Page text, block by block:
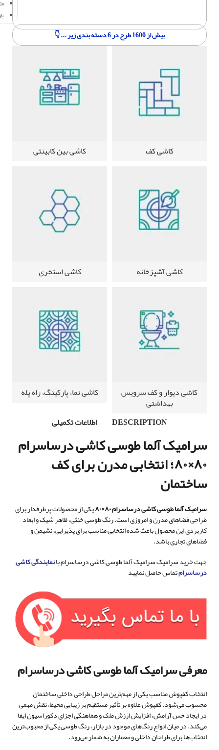
بیش از 1600 طرح در 6 دسته بندی زیر ... 👇
کاشی کف کاشی بین کابینتی
کاشی آشپزخانه کاشی استخری
کاشی دیوار و کف سرویس
بهداشتی
کاشی نما، پارکینگ، راه پله
DESCRIPTION
اطلاعات تکمیلی
سرامیک آلما طوسی کاشی درساسرام
۸۰×۸۰؛ انتخابی مدرن برای کف
ساختمان
سرامیک آلما طوسی کاشی درساسرام ۸۰×۸۰ یکی از محصولات پرطرفدار برای
طراحی فضاهای مدرن و امروزی است. رنگ طوسی خنثی، ظاهر شیک و ابعاد
کاربردی این محصول باعث شده انتخابی مناسب برای پذیرایی، نشیمن و
فضاهای تجاری باشد.
جهت خرید سرامیک سرامیک آلما طوسی کاشی درساسرام بانمایندگی کاشی
درساسرامتماس حاصل نمایید
معرفی سرامیک آلما طوسی کاشی درساسرام
انتخاب کفپوش مناسب یکی از مهم‌ترین مراحل طراحی داخلی ساختمان
محسوب می‌شود. کفپوش علاوه بر تأثیر مستقیم بر زیبایی محیط، نقش مهمی
در ایجاد حس آرامش، افزایش ارزش ملک و هماهنگی اجزای دکوراسیون ایفا
می‌کند. در میان انواع رنگ‌های موجود در بازار، رنگ طوسی یکی از محبوب‌ترین
انتخاب‌ها برای طراحان داخلی و معماران به شمار می‌رود.